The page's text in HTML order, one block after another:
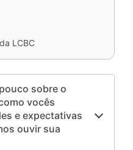
LCBC
sobre o
vocês
e expectativas
ouvir sua